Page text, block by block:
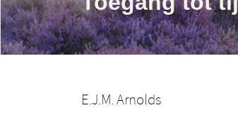
E.J.M. Arnolds